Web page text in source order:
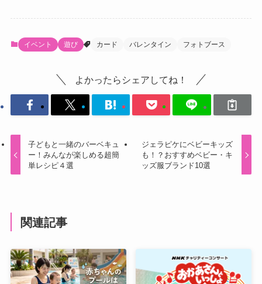
イベント 遊び カード バレンタイン フォトブース
よかったらシェアしてね！
子どもと一緒のバーベキュ
ー！みんなが楽しめる超簡
単レシピ４選
ジェラピケにベビーキッズ
も！？おすすめベビー・キ
ッズ服ブランド10選
関連記事